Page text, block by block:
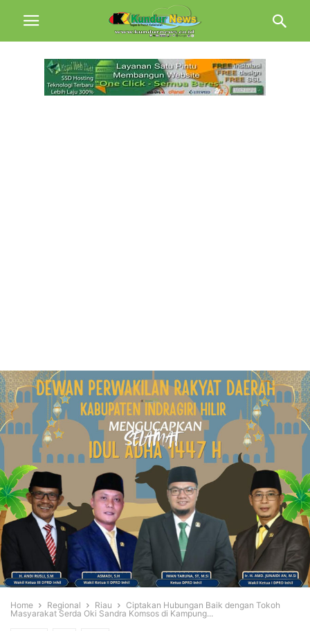
Home Regional Riau
Ciptakan Hubungan Baik dengan Tokoh
Masyarakat Serda Oki Sandra Komsos di Kampung...